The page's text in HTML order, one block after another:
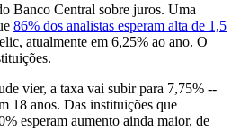
Banco Central sobre juros. Uma
86% dos analistas esperam alta de 1,5
atualmente em 6,25% ao ano. O
vier, a taxa vai subir para 7,75% --
18 anos. Das instituições que
esperam aumento ainda maior, de